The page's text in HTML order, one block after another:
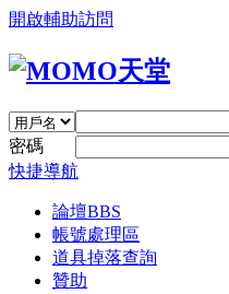
開啟輔助訪問
密碼
快捷導航
論壇BBS
帳號處理區
道具掉落查詢
贊助